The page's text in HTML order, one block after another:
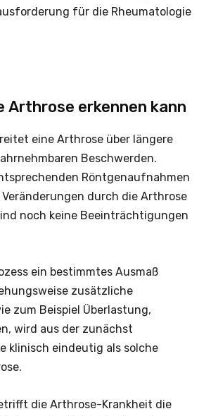
für die Rheumatologie
Arthrose erkennen kann
eine Arthrose über längere
Beschwerden.
Röntgenaufnahmen
durch die Arthrose
noch keine Beeinträchtigungen
ein bestimmtes Ausmaß
zusätzliche
zum Beispiel Überlastung,
wird aus der zunächst
klinisch eindeutig als solche
die Arthrose-Krankheit die